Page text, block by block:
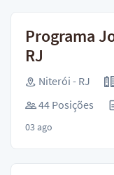
Programa
RJ
Niterói - RJ
44 Posições
03 ago